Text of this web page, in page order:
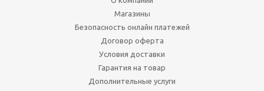
Магазины
Безопасность онлайн платежей
Договор оферта
Условия доставки
Гарантия на товар
Дополнительные услуги